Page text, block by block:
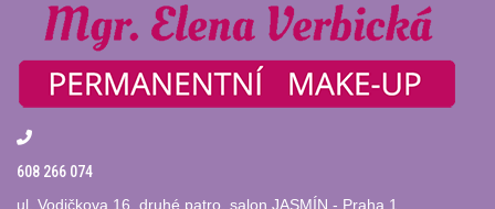
608 266 074
ul. Vodičkova 16, druhé patro, salon JASMÍN - Praha 1